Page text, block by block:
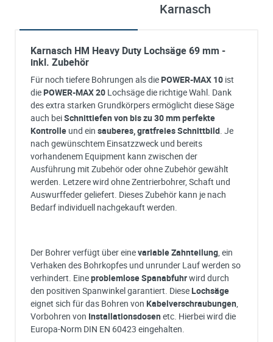
Karnasch
Karnasch HM Heavy Duty Lochsäge 69 mm -
inkl. Zubehör
Für noch tiefere Bohrungen als die POWER-MAX 10 ist
die POWER-MAX 20 Lochsäge die richtige Wahl. Dank
des extra starken Grundkörpers ermöglicht diese Säge
auch beiSchnittiefen von bis zu 30 mmperfekte
Kontrolle und ein sauberes, gratfreies Schnittbild. Je
nach gewünschtem Einsatzzweck und bereits
vorhandenem Equipment kann zwischen der
Ausführung mit Zubehör oder ohne Zubehör gewählt
werden. Letzere wird ohne Zentrierbohrer, Schaft und
Auswurffeder geliefert. Dieses Zubehör kann je nach
Bedarf individuell nachgekauft werden.
Der Bohrer verfügt über einevariable Zahnteilung, ein
Verhaken des Bohrkopfes und unrunder Lauf werden so
verhindert. Eineproblemlose Spanabfuhrwird durch
den positiven Spanwinkel garantiert. Diese Lochsäge
eignet sich für das Bohren von Kabelverschraubungen,
Vorbohren von Installationsdosen etc. Hierbei wird die
Europa-Norm DIN EN 60423 eingehalten.